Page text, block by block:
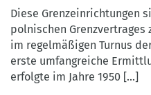
auf
dem
Festlandabschnitt
begleiten
die
Oder-
Diese Grenzeinrichtungen
polnischen Grenzvertrages
im regelmäßigen Turnus
erste umfangreiche
erfolgte im Jahre 1950 [...]